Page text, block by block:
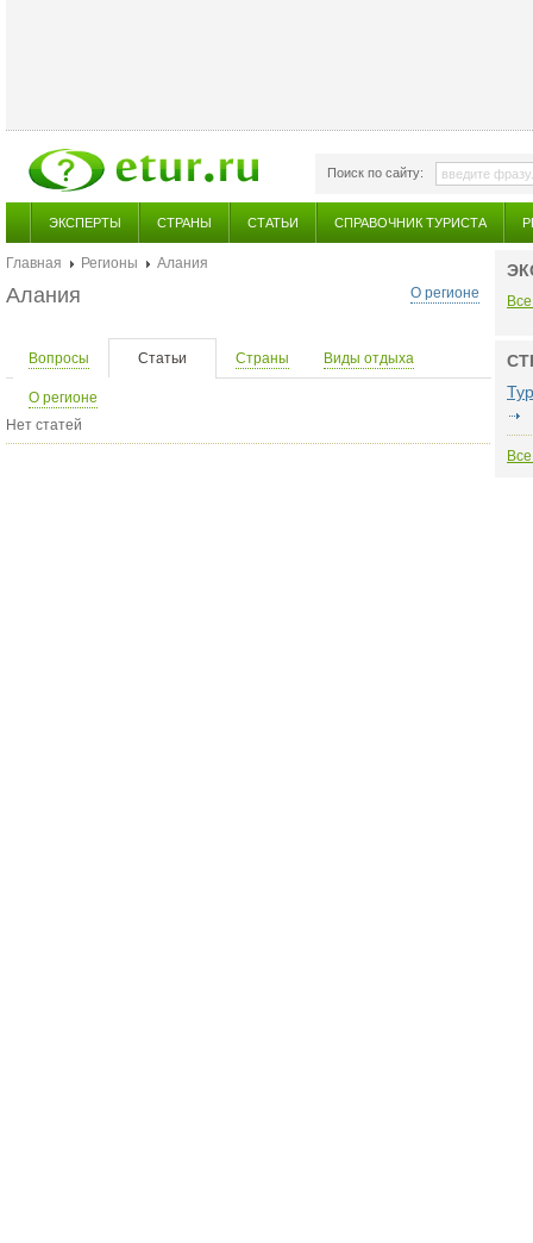
Поиск по сайту:
ЭКСПЕРТЫ СТРАНЫ СТАТЬИ СПРАВОЧНИК ТУРИСТА
Главная Регионы
Алания
О регионе
Алания
Вопросы Статьи Страны Виды отдыха
О регионе
Нет статей